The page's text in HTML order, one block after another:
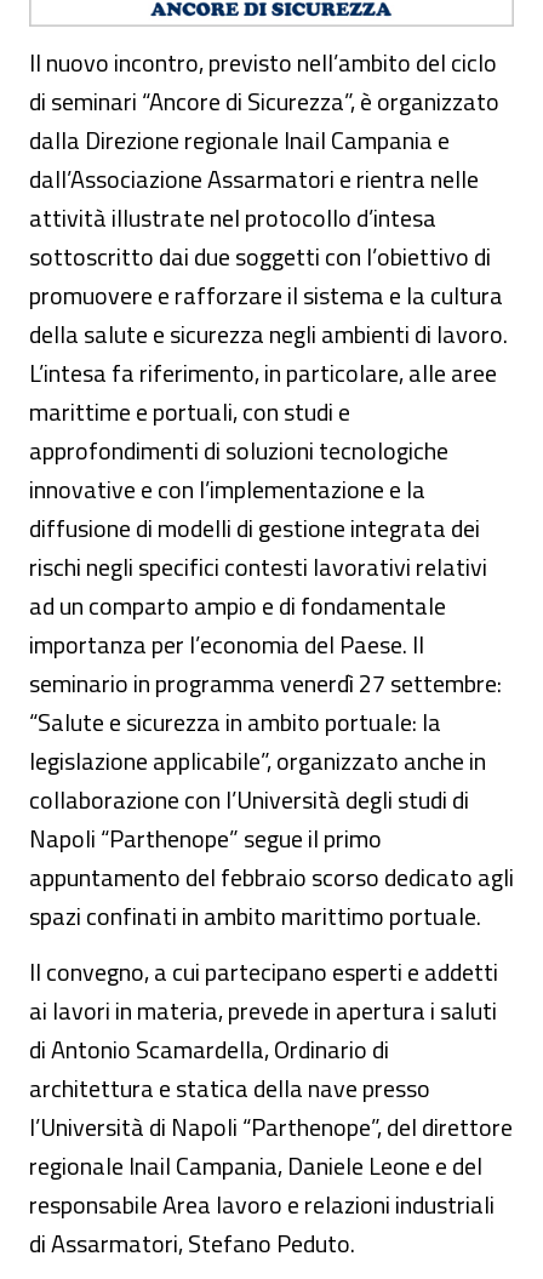
Il nuovo incontro, previsto nell’ambito del ciclo
di seminari “Ancore di Sicurezza”, è organizzato
dalla Direzione regionale Inail Campania e
dall’Associazione Assarmatori e rientra nelle
attività illustrate nel protocollo d’intesa
sottoscritto dai due soggetti con l’obiettivo di
promuovere e rafforzare il sistema e la cultura
della salute e sicurezza negli ambienti di lavoro.
L’intesa fa riferimento, in particolare, alle aree
marittime e portuali, con studi e
approfondimenti di soluzioni tecnologiche
innovative e con l’implementazione e la
diffusione di modelli di gestione integrata dei
rischi negli specifici contesti lavorativi relativi
ad un comparto ampio e di fondamentale
importanza per l’economia del Paese. Il
seminario in programma venerdì 27 settembre:
“Salute e sicurezza in ambito portuale: la
legislazione applicabile”, organizzato anche in
collaborazione con l’Università degli studi di
Napoli “Parthenope” segue il primo
appuntamento del febbraio scorso dedicato agli
spazi confinati in ambito marittimo portuale.
Il convegno, a cui partecipano esperti e addetti
ai lavori in materia, prevede in apertura i saluti
di Antonio Scamardella, Ordinario di
architettura e statica della nave presso
l’Università di Napoli “Parthenope”, del direttore
regionale Inail Campania, Daniele Leone e del
responsabile Area lavoro e relazioni industriali
di Assarmatori, Stefano Peduto.